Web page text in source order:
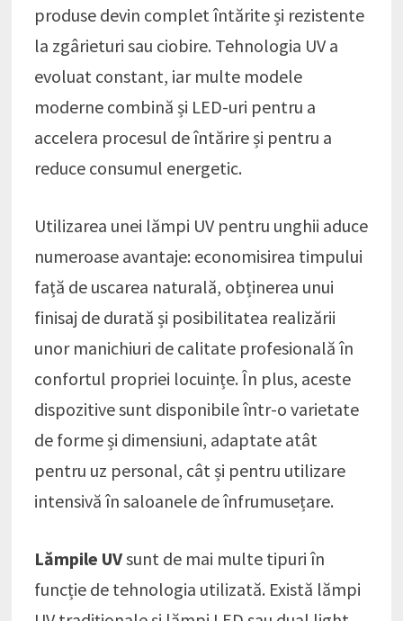
produse devin complet întărite și rezistente
la zgârieturi sau ciobire. Tehnologia UV a
evoluat constant, iar multe modele
moderne combină și LED-uri pentru a
accelera procesul de întărire și pentru a
reduce consumul energetic.
Utilizarea unei lămpi UV pentru unghii aduce
numeroase avantaje: economisirea timpului
față de uscarea naturală, obținerea unui
finisaj de durată și posibilitatea realizării
unor manichiuri de calitate profesională în
confortul propriei locuințe. În plus, aceste
dispozitive sunt disponibile într-o varietate
de forme și dimensiuni, adaptate atât
pentru uz personal, cât și pentru utilizare
intensivă în saloanele de înfrumusețare.
Lămpile UVsunt de mai multe tipuri în
funcție de tehnologia utilizată. Există lămpi